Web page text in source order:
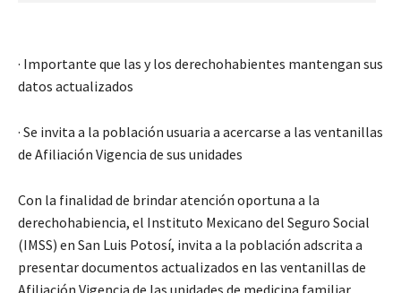
· Importante que las y los derechohabientes mantengan sus
datos actualizados
· Se invita a la población usuaria a acercarse a las ventanillas
de Afiliación Vigencia de sus unidades
Con la finalidad de brindar atención oportuna a la
derechohabiencia, el Instituto Mexicano del Seguro Social
(IMSS) en San Luis Potosí, invita a la población adscrita a
presentar documentos actualizados en las ventanillas de